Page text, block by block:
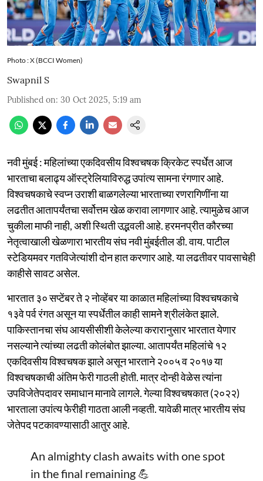
Photo : X (BCCI Women)
Swapnil S
Published on: 30 Oct 2025, 5:19 am
नवी मुंबई : महिलांच्या एकदिवसीय विश्वचषक क्रिकेट स्पर्धेत आज
भारताचा बलाढ्य ऑस्ट्रेलियाविरुद्ध उपांत्य सामना रंगणार आहे.
विश्वचषकाचे स्वप्न उराशी बाळगलेल्या भारताच्या रणरागिणींना या
लढतीत आतापर्यंतचा सर्वोत्तम खेळ करावा लागणार आहे. त्यामुळेच आज
चुकीला माफी नाही, अशी स्थिती उद्भवली आहे. हरमनप्रीत कौरच्या
नेतृत्वाखाली खेळणारा भारतीय संघ नवी मुंबईतील डी. वाय. पाटील
स्टेडियमवर गतविजेत्यांशी दोन हात करणार आहे. या लढतीवर पावसाचेही
काहीसे सावट असेल.
भारतात ३० सप्टेंबर ते २ नोव्हेंबर या काळात महिलांच्या विश्वचषकाचे
१३वे पर्व रंगत असून या स्पर्धेतील काही सामने श्रीलंकेत झाले.
पाकिस्तानचा संघ आयसीसीशी केलेल्या करारानुसार भारतात येणार
नसल्याने त्यांच्या लढती कोलंबोत झाल्या. आतापर्यंत महिलांचे १२
एकदिवसीय विश्वचषक झाले असून भारताने २००५ व २०१७ या
विश्वचषकाची अंतिम फेरी गाठली होती. मात्र दोन्ही वेळेस त्यांना
उपविजेतेपदावर समाधान मानावे लागले. गेल्या विश्वचषकात (२०२२)
भारताला उपांत्य फेरीही गाठता आली नव्हती. यावेळी मात्र भारतीय संघ
जेतेपद पटकावण्यासाठी आतुर आहे.
An almighty clash awaits with one spot
in the final remaining 💪